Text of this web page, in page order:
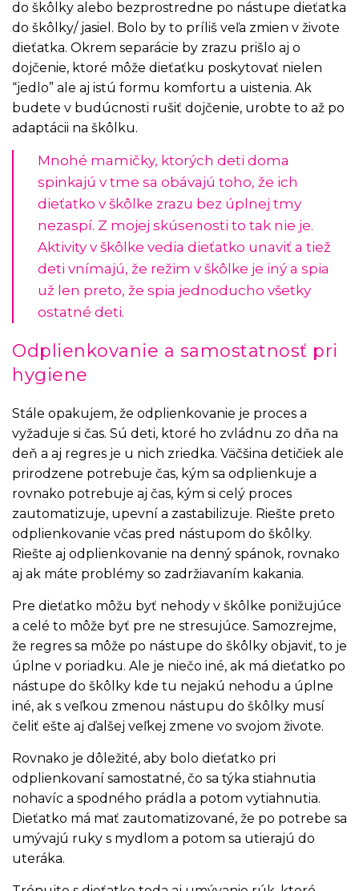
do škôlky alebo bezprostredne po nástupe dieťatka
do škôlky/ jasiel. Bolo by to príliš veľa zmien v živote
dieťatka. Okrem separácie by zrazu prišlo aj o
dojčenie, ktoré môže dieťaťku poskytovať nielen
“jedlo” ale aj istú formu komfortu a uistenia. Ak
budete v budúcnosti rušiť dojčenie, urobte to až po
adaptácii na škôlku.
Mnohé mamičky, ktorých deti doma
spinkajú v tme sa obávajú toho, že ich
dieťatko v škôlke zrazu bez úplnej tmy
nezaspí. Z mojej skúsenosti to tak nie je.
Aktivity v škôlke vedia dieťatko unaviť a tiež
deti vnímajú, že režim v škôlke je iný a spia
už len preto, že spia jednoducho všetky
ostatné deti.
Odplienkovanie a samostatnosť pri
hygiene
Stále opakujem, že odplienkovanie je proces a
vyžaduje si čas. Sú deti, ktoré ho zvládnu zo dňa na
deň a aj regres je u nich zriedka. Väčšina detičiek ale
prirodzene potrebuje čas, kým sa odplienkuje a
rovnako potrebuje aj čas, kým si celý proces
zautomatizuje, upevní a zastabilizuje. Riešte preto
odplienkovanie včas pred nástupom do škôlky.
Riešte aj odplienkovanie na denný spánok, rovnako
aj ak máte problémy so zadržiavaním kakania.
Pre dieťatko môžu byť nehody v škôlke ponižujúce
a celé to môže byť pre ne stresujúce. Samozrejme,
že regres sa môže po nástupe do škôlky objaviť, to je
úplne v poriadku. Ale je niečo iné, ak má dieťatko po
nástupe do škôlky kde tu nejakú nehodu a úplne
iné, ak s veľkou zmenou nástupu do škôlky musí
čeliť ešte aj ďalšej veľkej zmene vo svojom živote.
Rovnako je dôležité, aby bolo dieťatko pri
odplienkovaní samostatné, čo sa týka stiahnutia
nohavíc a spodného prádla a potom vytiahnutia.
Dieťatko má mať zautomatizované, že po potrebe sa
umývajú ruky s mydlom a potom sa utierajú do
uteráka.